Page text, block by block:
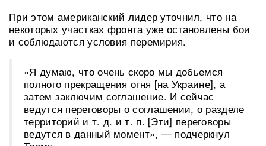
При этом американский лидер уточнил, что на
некоторых участках фронта уже остановлены бои
и соблюдаются условия перемирия.
«Я думаю, что очень скоро мы добьемся
полного прекращения огня [на Украине], а
затем заключим соглашение. И сейчас
ведутся переговоры о соглашении, о разделе
территорий и т. д. и т. п. [Эти] переговоры
ведутся в данный момент», — подчеркнул